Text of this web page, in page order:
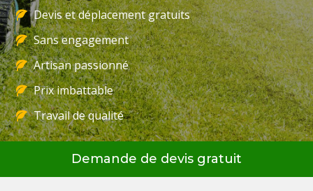
Devis et déplacement gratuits
Sans engagement
Artisan passionné
Prix imbattable
Travail de qualité
Demande de devis gratuit